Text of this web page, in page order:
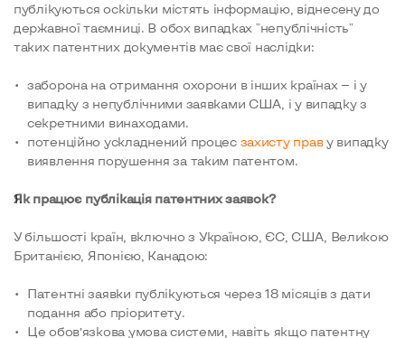
публікуються оскільки містять інформацію, віднесену до
державної таємниці. В обох випадках "непублічність"
таких патентних документів має свої наслідки:
заборона на отримання охорони в інших країнах — і у
випадку з непублічними заявками США, і у випадку з
секретними винаходами.
потенційно ускладнений процес захисту праву випадку
виявлення порушення за таким патентом.
Як працює публікація патентних заявок?
У більшості країн, включно з Україною, ЄС, США, Великою
Британією, Японією, Канадою:
Патентні заявки публікуються через 18 місяців з дати
подання або пріоритету.
Це обов’язкова умова системи, навіть якщо патентну